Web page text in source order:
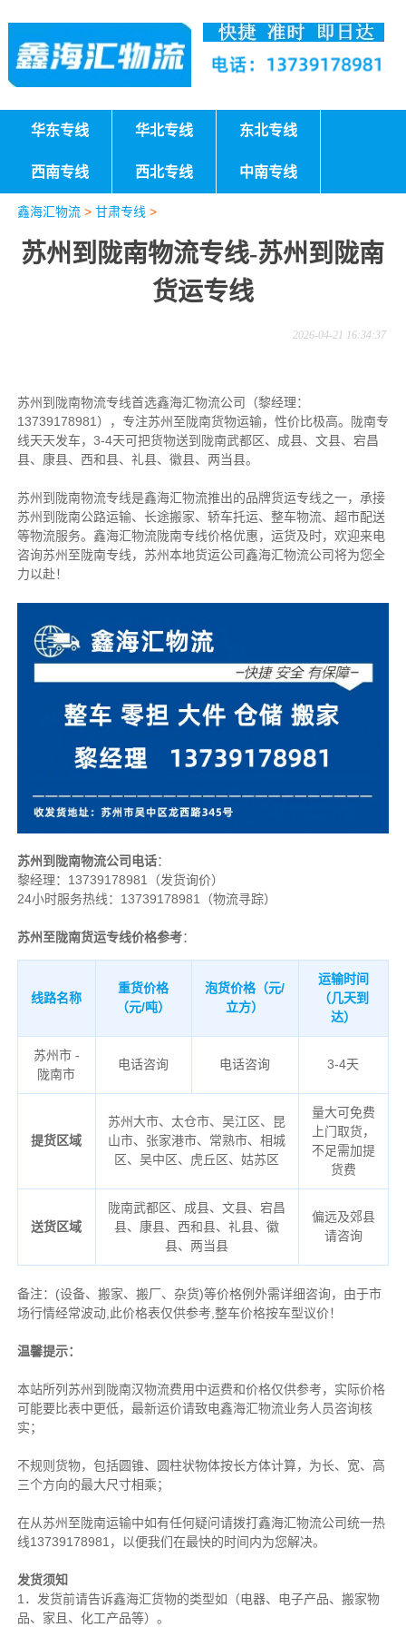
华东专线 华北专线 东北专线
西南专线 西北专线 中南专线
鑫海汇物流> 甘肃专线 >
苏州到陇南物流专线-苏州到陇南
货运专线
2026-04-21 16:34:37
苏州到陇南物流专线首选鑫海汇物流公司（黎经理：
13739178981），专注苏州至陇南货物运输，性价比极高。
陇南专
线天天发车，3-4天可把货物送到陇南武都区、成县、文县、宕昌
县、康县、西和县、礼县、徽县、两当县。
苏州到陇南物流专线是鑫海汇物流推出的品牌货运专线之一， 承接
苏州到陇南公路运输、长途搬家、轿车托运、整车物流、超市配送
等物流服务。 鑫海汇物流陇南专线价格优惠，运货及时，欢迎来电
咨询苏州至陇南专线，苏州本地货运公司鑫海汇物流公司将为您全
力以赴！
苏州到陇南物流公司电话：
黎经理： 13739178981（发货询价）
24小时服务热线：13739178981（物流寻踪）
苏州至陇南货运专线价格参考：
线路名称
重货价格
（元/吨）
泡货价格（元/
立方）
运输时间
（几天到
达）
苏州市 -
陇南市
电话咨询 电话咨询 3-4天
提货区域
苏州大市、太仓市、吴江区、昆
山市、张家港市、常熟市、相城
区、吴中区、虎丘区、姑苏区
量大可免费
上门取货，
不足需加提
货费
送货区域
陇南武都区、成县、文县、宕昌
县、康县、西和县、礼县、徽
县、两当县
偏远及郊县
请咨询
备注： (设备、搬家、搬厂、杂货)等价格例外需详细咨询，由于市
场行情经常波动,此价格表仅供参考,整车价格按车型议价！
温馨提示：
本站所列苏州到陇南汉物流费用中运费和价格仅供参考，实际价格
可能要比表中更低，最新运价请致电鑫海汇物流业务人员咨询核
实；
不规则货物，包括圆锥、圆柱状物体按长方体计算，为长、宽、高
三个方向的最大尺寸相乘；
在从苏州至陇南运输中如有任何疑问请拨打鑫海汇物流公司统一热
线13739178981，以便我们在最快的时间内为您解决。
发货须知
1．发货前请告诉鑫海汇货物的类型如（电器、电子产品、搬家物
品、家且、化工产品等）。